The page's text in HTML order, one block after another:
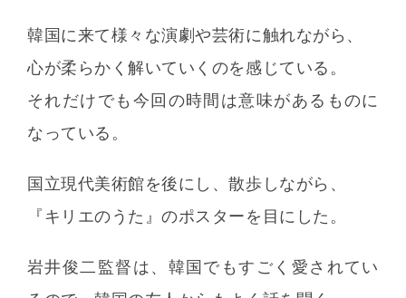
韓国に来て様々な演劇や芸術に触れながら、
心が柔らかく解いていくのを感じている。
それだけでも今回の時間は意味があるものに
なっている。
国立現代美術館を後にし、散歩しながら、
『キリエのうた』のポスターを目にした。
岩井俊二監督は、韓国でもすごく愛されてい